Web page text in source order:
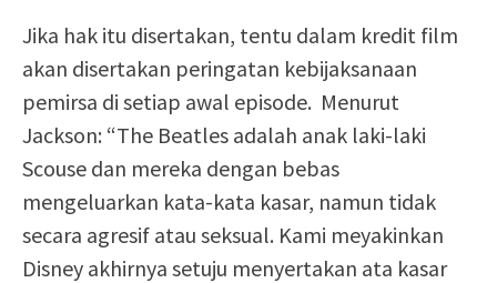
Jika hak itu disertakan, tentu dalam kredit film
akan disertakan peringatan kebijaksanaan
pemirsa di setiap awal episode. Menurut
Jackson: “The Beatles adalah anak laki-laki
Scouse dan mereka dengan bebas
mengeluarkan kata-kata kasar, namun tidak
secara agresif atau seksual. Kami meyakinkan
Disney akhirnya setuju menyertakan ata kasar